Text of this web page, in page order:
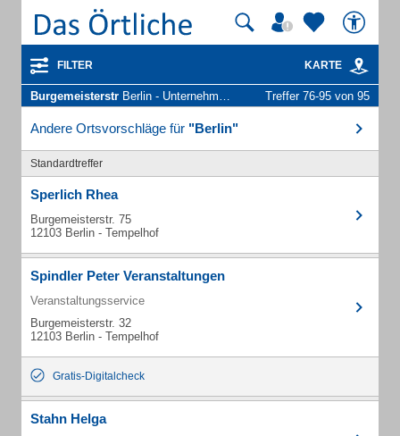
FILTER KARTE
Burgemeisterstr Berlin - Unternehmen und Personen Treffer 76-95 von 95
Andere Ortsvorschläge für "Berlin"
Standardtreffer
Sperlich Rhea
Burgemeisterstr. 75
12103 Berlin - Tempelhof
Spindler Peter Veranstaltungen
Veranstaltungsservice
Burgemeisterstr. 32
12103 Berlin - Tempelhof
Gratis-Digitalcheck
Stahn Helga